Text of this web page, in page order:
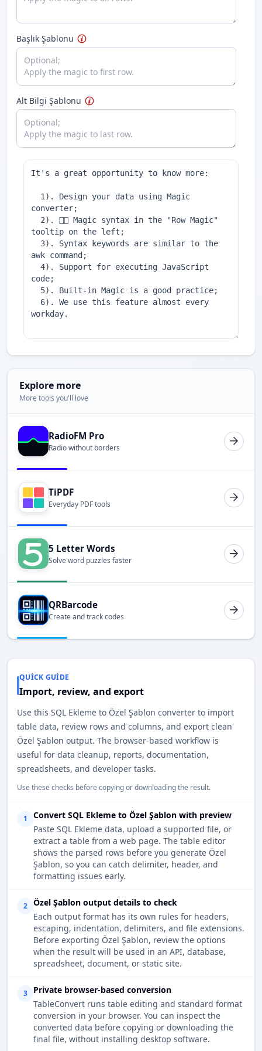
Başlık Şablonu
Alt Bilgi Şablonu
Explore more
More tools you'll love
RadioFM Pro
Radio without borders
TiPDF
Everyday PDF tools
5 Letter Words
Solve word puzzles faster
QRBarcode
Create and track codes
QUICK GUIDE
Import, review, and export
Use this SQL Ekleme to Özel Şablon converter to import
table data, review rows and columns, and export clean
Özel Şablon output. The browser-based workflow is
useful for data cleanup, reports, documentation,
spreadsheets, and developer tasks.
Use these checks before copying or downloading the result.
1
Convert SQL Ekleme to Özel Şablon with preview
Paste SQL Ekleme data, upload a supported file, or
extract a table from a web page. The table editor
shows the parsed rows before you generate Özel
Şablon, so you can catch delimiter, header, and
formatting issues early.
2
Özel Şablon output details to check
Each output format has its own rules for headers,
escaping, indentation, delimiters, and file extensions.
Before exporting Özel Şablon, review the options
when the result will be used in an API, database,
spreadsheet, document, or static site.
3
Private browser-based conversion
TableConvert runs table editing and standard format
conversion in your browser. You can inspect the
converted data before copying or downloading the
final file, without installing desktop software.